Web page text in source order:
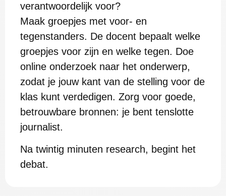
verantwoordelijk voor?
Maak groepjes met voor- en
tegenstanders. De docent bepaalt welke
groepjes voor zijn en welke tegen. Doe
online onderzoek naar het onderwerp,
zodat je jouw kant van de stelling voor de
klas kunt verdedigen. Zorg voor goede,
betrouwbare bronnen: je bent tenslotte
journalist.
Na twintig minuten research, begint het
debat.